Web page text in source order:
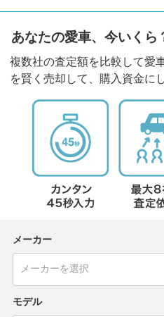
あなたの愛車、今いくら
複数社の査定額を比較して愛
を賢く売却して、購入資金に
メーカー
モデル